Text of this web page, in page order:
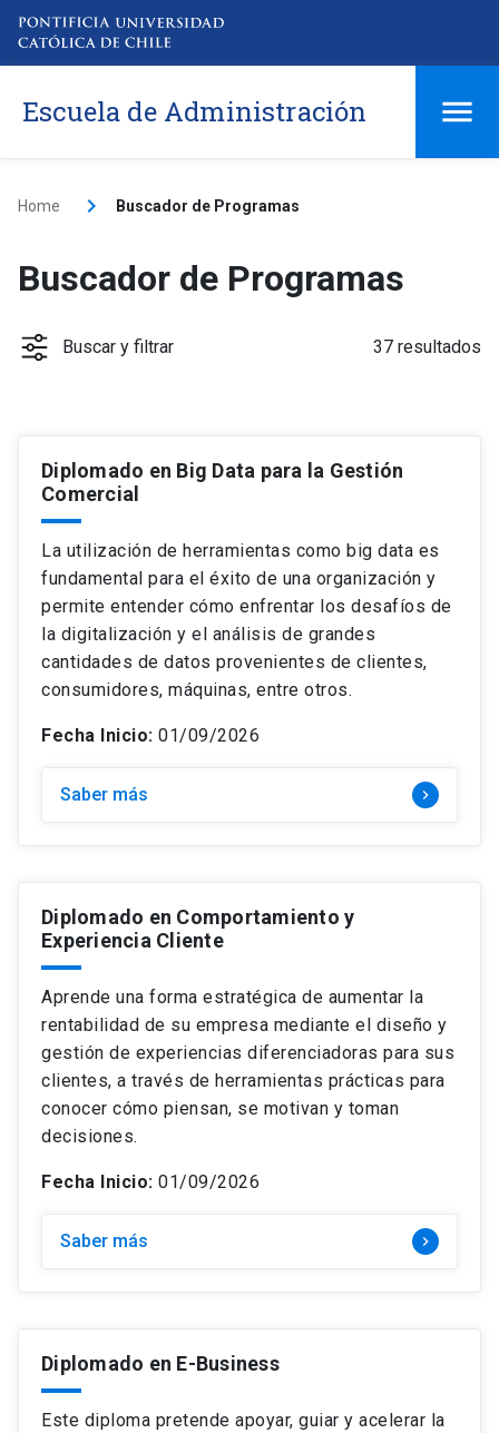
Escuela de Administración
Home Buscador de Programas
Buscador de Programas
Buscar y filtrar 37 resultados
Tipo keyboard_arrow_down
Curso
Diplomado
Magíster
Temática
Estrategia e Innovación
Finanzas
Gestión y Operaciones
Marketing y Ventas
Personas y Liderazgo
Modalidad keyboard_arrow_down
Híbrido
Online
Online: Clases en vivo
Presencial
Precio keyboard_arrow_down
+$4.500.000
$0 – $1.499.000
$1.500.000 – $2.499.000
Mes de inicio keyboard_arrow_down
Buscar
Diplomado en Big Data para la Gestión
Comercial
La utilización de herramientas como big data es
fundamental para el éxito de una organización y
permite entender cómo enfrentar los desafíos de
la digitalización y el análisis de grandes
cantidades de datos provenientes de clientes,
consumidores, máquinas, entre otros.
Fecha Inicio: 01/09/2026
Saber más keyboard_arrow_right
Diplomado en Comportamiento y
Experiencia Cliente
Aprende una forma estratégica de aumentar la
rentabilidad de su empresa mediante el diseño y
gestión de experiencias diferenciadoras para sus
clientes, a través de herramientas prácticas para
conocer cómo piensan, se motivan y toman
decisiones.
Fecha Inicio: 01/09/2026
Saber más keyboard_arrow_right
Diplomado en E-Business
Este diploma pretende apoyar, guiar y acelerar la